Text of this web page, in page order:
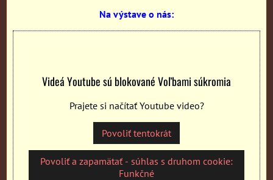
Na výstave o nás:
Videá Youtube sú blokované Voľbami súkromia
Prajete si načítať Youtube video?
Povoliť tentokrát
Povoliť a zapamätať - súhlas s druhom cookie:
Funkčné